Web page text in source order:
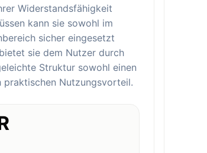
Widerstandsfähigkeit
kann sie sowohl im
sicher eingesetzt
sie dem Nutzer durch
Struktur sowohl einen
Nutzungsvorteil.